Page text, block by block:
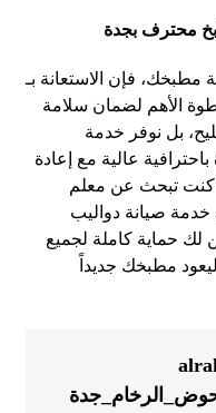
محترف بجدة
مطبخك، فإن الاستعانة بـ
الأهم لضمان سلامة
بل نوفر خدمة
عالية مع إعادة
كنت تبحث عن معلم
صيانة دواليب
حماية كاملة لجميع
مطبخك جديداً